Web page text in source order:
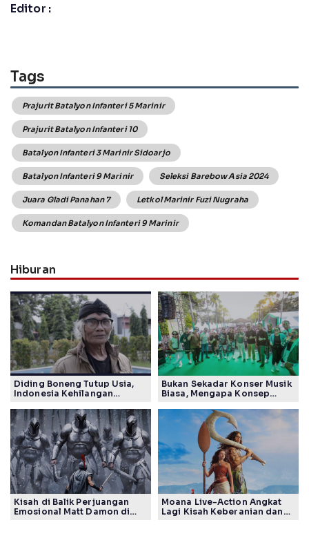
Editor :
Tags
Prajurit Batalyon Infanteri 5 Marinir
Prajurit Batalyon Infanteri 10
Batalyon Infanteri 3 Marinir Sidoarjo
Batalyon Infanteri 9 Marinir Seleksi Barebow Asia 2024
Juara Gladi Panahan 7 Letkol Marinir Fuzi Nugraha
Komandan Batalyon Infanteri 9 Marinir
Hiburan
Diding Boneng Tutup Usia,
Indonesia Kehilangan
Generasi
Bukan Sekadar Konser Musik
Biasa, Mengapa Konsep
Tuai Pujian Banyak Pihak
Kisah di Balik Perjuangan
Emosional Matt Damon di
Moana Live-Action Angkat
Lagi Kisah Keberanian dan